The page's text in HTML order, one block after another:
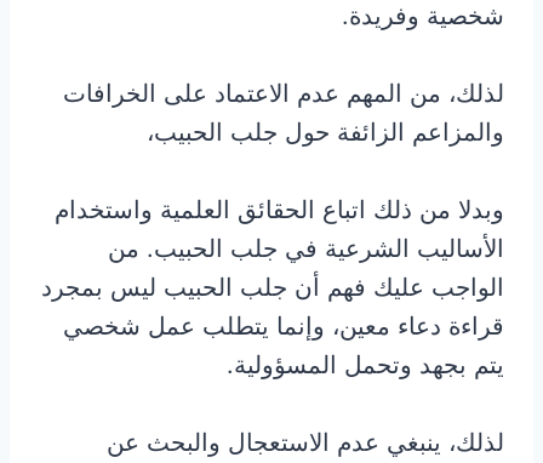
شخصية وفريدة.
لذلك، من المهم عدم الاعتماد على الخرافات
والمزاعم الزائفة حول جلب الحبيب،
وبدلا من ذلك اتباع الحقائق العلمية واستخدام
الأساليب الشرعية في جلب الحبيب. من
الواجب عليك فهم أن جلب الحبيب ليس بمجرد
قراءة دعاء معين، وإنما يتطلب عمل شخصي
يتم بجهد وتحمل المسؤولية.
لذلك، ينبغي عدم الاستعجال والبحث عن